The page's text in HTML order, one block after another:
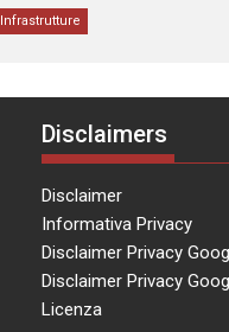
Infrastrutture
Disclaimers
Disclaimer
Informativa Privacy
Disclaimer Privacy
Disclaimer Privacy
Licenza